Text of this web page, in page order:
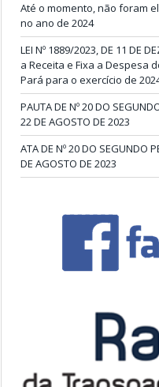
Até o momento, não foram
no ano de 2024
LEI Nº 1889/2023, DE 11 DE
a Receita e Fixa a Despesa
Pará para o exercício de
PAUTA DE Nº 20 DO
22 DE AGOSTO DE 2023
ATA DE Nº 20 DO SEGUNDO
DE AGOSTO DE 2023